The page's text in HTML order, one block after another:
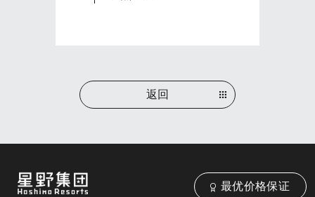
返回
最优价格保证